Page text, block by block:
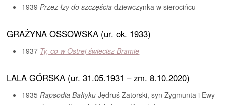
1939Przez łzy do szczęścia dziewczynka w sierocińcu
GRAŻYNA OSSOWSKA (ur. ok. 1933)
1937 Ty, co w Ostrej świecisz Bramie
LALA GÓRSKA (ur. 31.05.1931 – zm. 8.10.2020)
1935Rapsodia Bałtyku Jędruś Zatorski, syn Zygmunta i Ewy